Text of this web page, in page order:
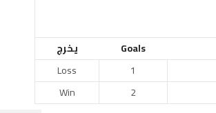
Goals
يخرج
1
Loss
2
Win